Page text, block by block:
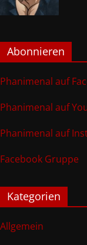
Abonnieren
Phanimenal auf
Phanimenal auf
Phanimenal auf
Facebook Gruppe
Kategorien
Allgemein